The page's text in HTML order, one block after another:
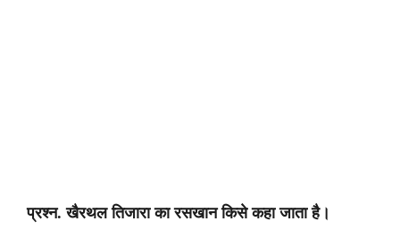
प्रश्न. खैरथल तिजारा का रसखान किसे कहा जाता है।